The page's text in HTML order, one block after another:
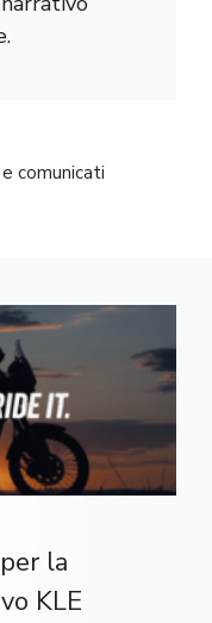
comunicati
la
KLE